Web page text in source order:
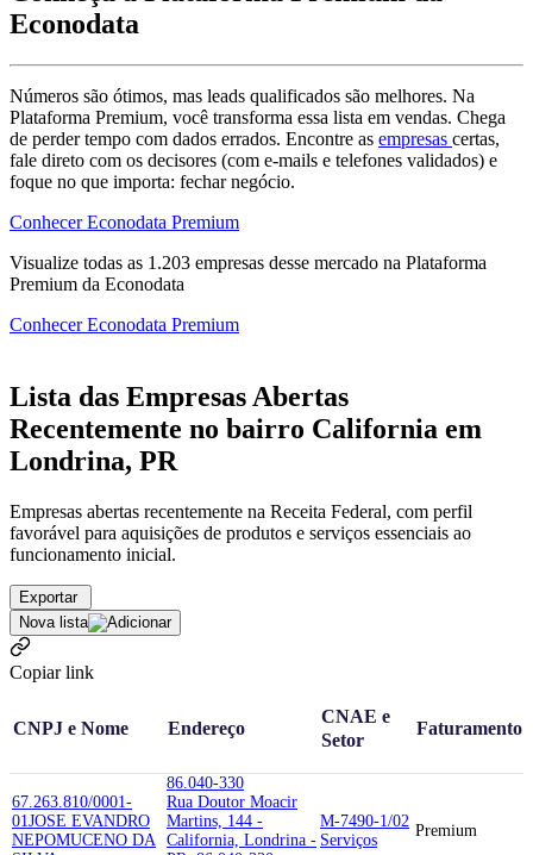
Econodata
Números são ótimos, mas leads qualificados são melhores. Na
Plataforma Premium, você transforma essa lista em vendas. Chega
de perder tempo com dados errados. Encontre as empresas certas,
fale direto com os decisores (com e-mails e telefones validados) e
foque no que importa: fechar negócio.
Conhecer Econodata Premium
Visualize todas as 1.203 empresas desse mercado na Plataforma
Premium da Econodata
Conhecer Econodata Premium
Lista das Empresas Abertas
Recentemente no bairro California em
Londrina, PR
Empresas abertas recentemente na Receita Federal, com perfil
favorável para aquisições de produtos e serviços essenciais ao
funcionamento inicial.
Exportar
Nova lista
Copiar link
CNPJ e Nome Endereço
CNAE e
Setor
Faturamento
67.263.810/0001-
01JOSE EVANDRO
NEPOMUCENO DA
86.040-330
Rua Doutor Moacir
Martins, 144 -
California, Londrina -
M-7490-1/02
Serviços
Premium